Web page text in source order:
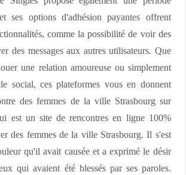
ses options d'adhésion payantes offrent
comme la possibilité de voir des
des messages aux autres utilisateurs. Que
une relation amoureuse ou simplement
social, ces plateformes vous en donnent
des femmes de la ville Strasbourg sur
est un site de rencontres en ligne 100%
des femmes de la ville Strasbourg. Il s'est
qu'il avait causée et a exprimé le désir
qui avaient été blessés par ses paroles.